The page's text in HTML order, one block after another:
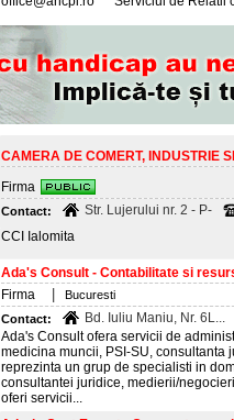
CAMERA DE COMERT, INDUSTRIE
Firma
Contact:
Str. Lujerului nr. 2 - P-
CCI Ialomita
Ada's Consult - Contabilitate si
Firma
Bucuresti
Contact:
Bd. Iuliu Maniu, Nr. 6L...
Ada's Consult ofera servicii de
medicina muncii, PSI-SU, consultanta
reprezinta un grup de specialisti in
consultantei juridice, medierii/
oferi servicii...